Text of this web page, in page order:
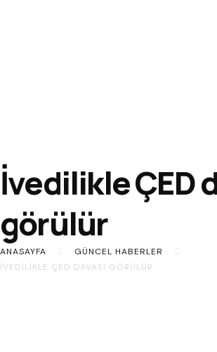
İvedilikle ÇED
görülür
ANASAYFA
GÜNCEL HABERLER
İVEDILIKLE ÇED DAVASI GÖRÜLÜR